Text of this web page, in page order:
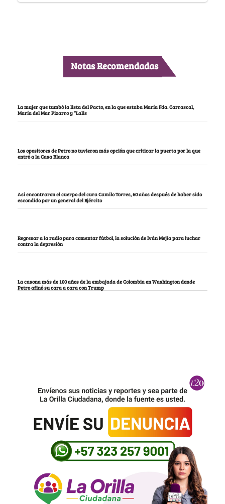
Notas Recomendadas
La mujer que tumbó la lista del Pacto, en la que estaba María Fda. Carrascal,
María del Mar Pizarro y “Lalis
Los opositores de Petro no tuvieron más opción que criticar la puerta por la que
entró a la Casa Blanca
Así encontraron el cuerpo del cura Camilo Torres, 60 años después de haber sido
escondido por un general del Ejército
Regresar a la radio para comentar fútbol, la solución de Iván Mejía para luchar
contra la depresión
La casona más de 100 años de la embajada de Colombia en Washington donde
Petro afinó su cara a cara con Trump